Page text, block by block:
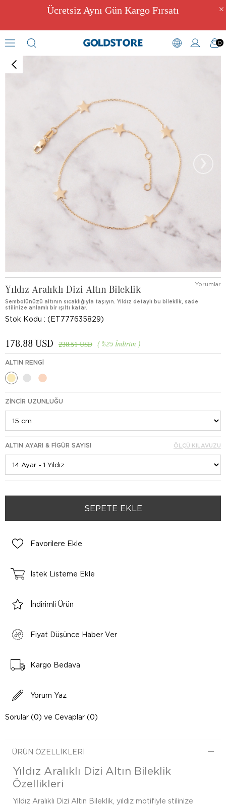
Ücretsiz Aynı Gün Kargo Fırsatı
0
›
Yıldız Aralıklı Dizi Altın Bileklik Yorumlar
Sembolünüzü altının sıcaklığıyla taşıyın. Yıldız detaylı bu bileklik, sade
stilinize anlamlı bir ışıltı katar.
Stok Kodu (ET777635829)
%25 İndirim
238.51 USD
178.88 USD
ALTIN RENGI
ZINCIR UZUNLUĞU
ALTIN AYARI & FIGÜR SAYISI ÖLÇÜ KILAVUZU
Favorilere Ekle
İstek Listeme Ekle
İndirimli Ürün
Fiyat Düşünce Haber Ver
Kargo Bedava
Yorum Yaz
Sorular (0) ve Cevaplar (0)
ÜRÜN ÖZELLIKLERI
Yıldız Aralıklı Dizi Altın Bileklik
Özellikleri
Yıldız Aralıklı Dizi Altın Bileklik, yıldız motifiyle stilinize